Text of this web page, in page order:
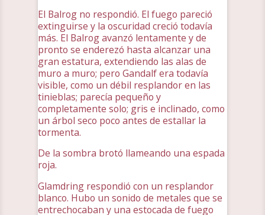
El Balrog no respondió. El fuego pareció
extinguirse y la oscuridad creció todavía
más. El Balrog avanzó lentamente y de
pronto se enderezó hasta alcanzar una
gran estatura, extendiendo las alas de
muro a muro; pero Gandalf era todavía
visible, como un débil resplandor en las
tinieblas; parecía pequeño y
completamente solo; gris e inclinado, como
un árbol seco poco antes de estallar la
tormenta.
De la sombra brotó llameando una espada
roja.
Glamdring respondió con un resplandor
blanco. Hubo un sonido de metales que se
entrechocaban y una estocada de fuego